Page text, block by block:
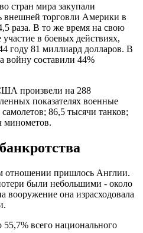
стран мира закупали
торговли Америки в
раза. В то же время на свою
в боевых действиях,
году 81 миллиард долларов. В
составили 44%
произвели на 288
показателях военные
86,5 тысячи танков;
минометов.
отношении пришлось Англии.
были небольшими - около
вооружение она израсходовала
всего национального